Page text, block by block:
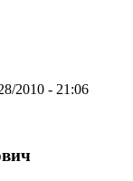
2010 - 21:06